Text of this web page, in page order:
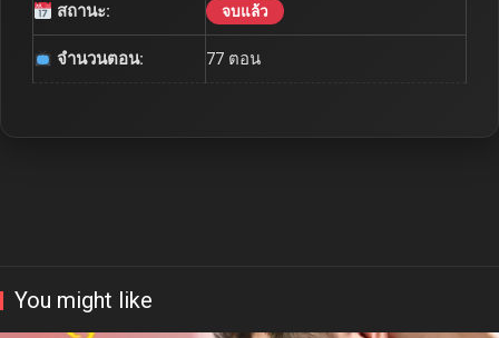
สถานะ: จบแล้ว
จำนวนตอน: 77 ตอน
You might like